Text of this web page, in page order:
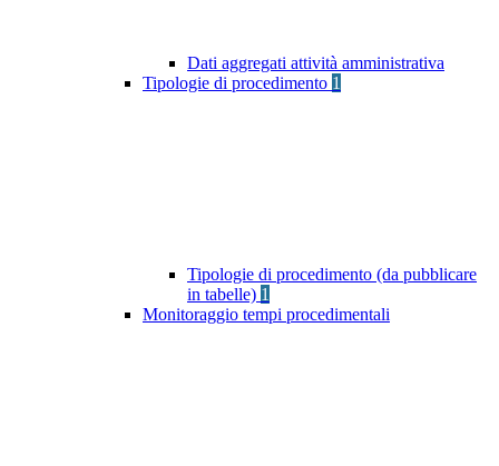
Dati aggregati attività amministrativa
Tipologie di procedimento 1
Tipologie di procedimento (da pubblicare
in tabelle) 1
Monitoraggio tempi procedimentali